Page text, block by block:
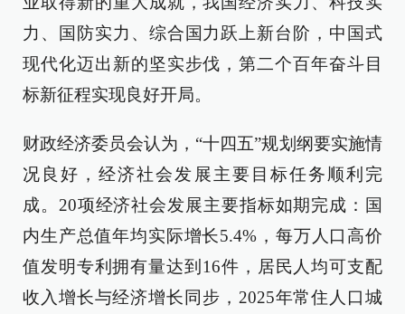
力、国防实力、综合国力跃上新台阶，中国式
现代化迈出新的坚实步伐，第二个百年奋斗目
标新征程实现良好开局。
财政经济委员会认为，“十四五”规划纲要实施情
况良好，经济社会发展主要目标任务顺利完
成。20项经济社会发展主要指标如期完成：国
内生产总值年均实际增长5.4%，每万人口高价
值发明专利拥有量达到16件，居民人均可支配
收入增长与经济增长同步，2025年常住人口城